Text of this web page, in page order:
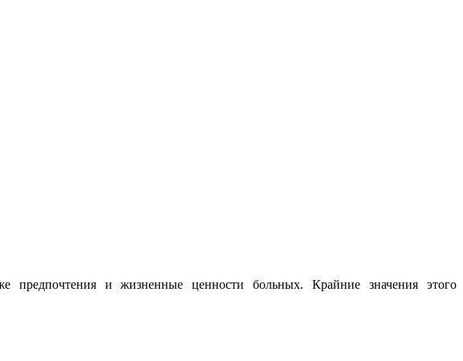
предпочтения и жизненные ценности больных. Крайние значения этого